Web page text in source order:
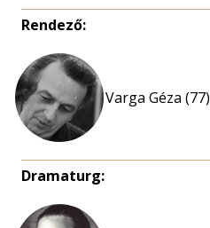
Rendező:
Varga Géza (77)
Dramaturg: